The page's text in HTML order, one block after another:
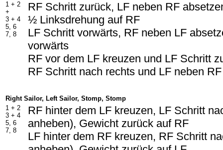
1 + 2
+
3 + 4
5, 6
7, 8
RF Schritt zurück, LF neben RF
½ Linksdrehung auf RF
LF Schritt vorwärts, RF neben LF
vorwärts
RF vor dem LF kreuzen und LF Schritt
RF Schritt nach rechts und LF neben
Right Sailor, Left Sailor, Stomp, Stomp
1 + 2
3 + 4
5, 6
7, 8
RF hinter dem LF kreuzen, LF Schritt
anheben), Gewicht zurück auf RF
LF hinter dem RF kreuzen, RF Schritt